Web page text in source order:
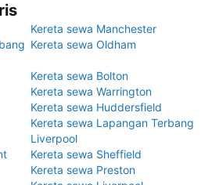
Kereta sewa Manchester
Kereta sewa Oldham
Kereta sewa Bolton
Kereta sewa Warrington
Kereta sewa Huddersfield
Kereta sewa Lapangan Terbang
Liverpool
Kereta sewa Sheffield
Kereta sewa Preston